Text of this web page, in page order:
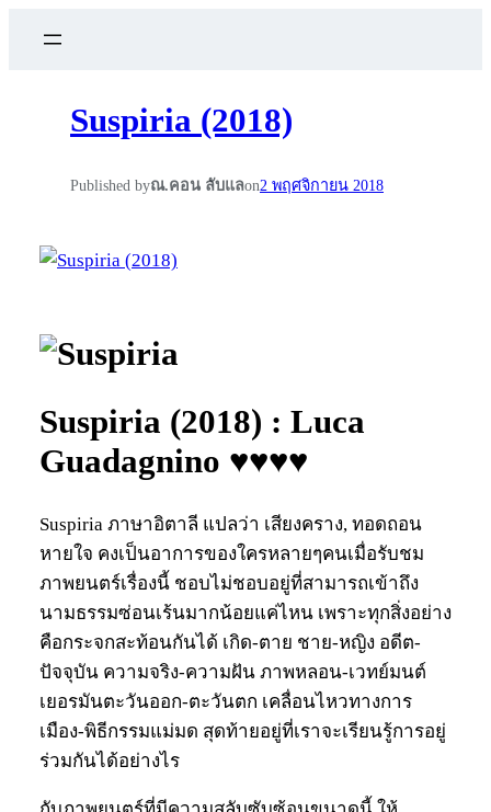
Suspiria (2018)
Published byณ.คอน ลับแลon2 พฤศจิกายน 2018
Suspiria (2018) : Luca
Guadagnino ♥♥♥♥
Suspiria ภาษาอิตาลี แปลว่า เสียงคราง, ทอดถอน
หายใจ คงเป็นอาการของใครหลายๆคนเมื่อรับชม
ภาพยนตร์เรื่องนี้ ชอบไม่ชอบอยู่ที่สามารถเข้าถึง
นามธรรมซ่อนเร้นมากน้อยแค่ไหน เพราะทุกสิ่งอย่าง
คือกระจกสะท้อนกันได้ เกิด-ตาย ชาย-หญิง อดีต-
ปัจจุบัน ความจริง-ความฝัน ภาพหลอน-เวทย์มนต์
เยอรมันตะวันออก-ตะวันตก เคลื่อนไหวทางการ
เมือง-พิธีกรรมแม่มด สุดท้ายอยู่ที่เราจะเรียนรู้การอยู่
ร่วมกันได้อย่างไร